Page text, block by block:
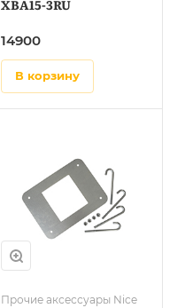
XBA15-3RU
14900
в корзину
Прочие аксессуары Nice